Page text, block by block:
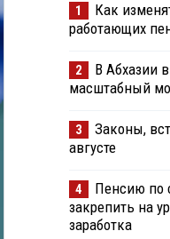
1
Как
работающих
2
В Абхазии
масштабный
3
Законы,
августе
4
Пенсию по
закрепить на
заработка